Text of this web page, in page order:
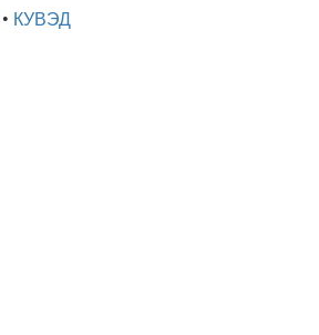
• КУВЭД